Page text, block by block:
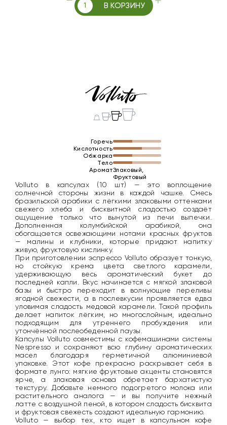
В КОРЗИНУ
Горечь
Кислотность
Обжарка
Тело
АроматЗлаковый,
Фруктовый
Volluto в капсулах (10 шт) — это воплощение
солнечной стороны жизни в каждой чашке. Смесь
бразильской арабики с лёгкими злаковыми оттенками
свежего хлеба и бисквитной сладостью создаёт
ощущение только что вынутой из печи выпечки.
Дополненная колумбийской арабикой, она
обогащается освежающими нотами красных фруктов
— малины и клубники, которые придают напитку
живую, фруктовую кислинку.
При приготовлении эспрессо Volluto образует тонкую,
но стойкую крема цвета светлого карамели,
удерживающую весь ароматический букет до
последней капли. Вкус начинается с мягкой злаковой
базы и быстро переходит в волнующие переливы
ягодной свежести, а в послевкусии проявляется едва
уловимая сладость медовой карамели. Такой профиль
делает напиток лёгким, но многослойным, идеально
подходящим для утреннего пробуждения или
утончённой послеобеденной паузы.
Капсулы Volluto совместимы с кофемашинами системы
Nespresso и сохраняют всю глубину ароматических
масел благодаря герметичной алюминиевой
упаковке. Этот кофе прекрасно раскрывает себя в
формате лунго: мягкие фруктовые акценты становятся
ярче, а злаковая основа обретает бархатистую
текстуру. Добавьте немного подогретого молока или
растительного аналога — и вы получите нежный
латте с воздушной пеной, в котором сладость бисквита
и фруктовая свежесть создают идеальную гармонию.
Volluto — выбор тех, кто ищет в капсульном кофе